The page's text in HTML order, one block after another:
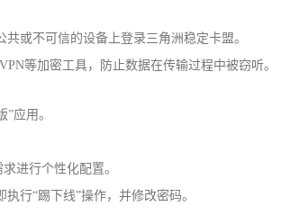
或不可信的设备上登录三角洲稳定卡盟。
等加密工具，防止数据在传输过程中被窃听。
应用。
进行个性化配置。
行“踢下线”操作，并修改密码。